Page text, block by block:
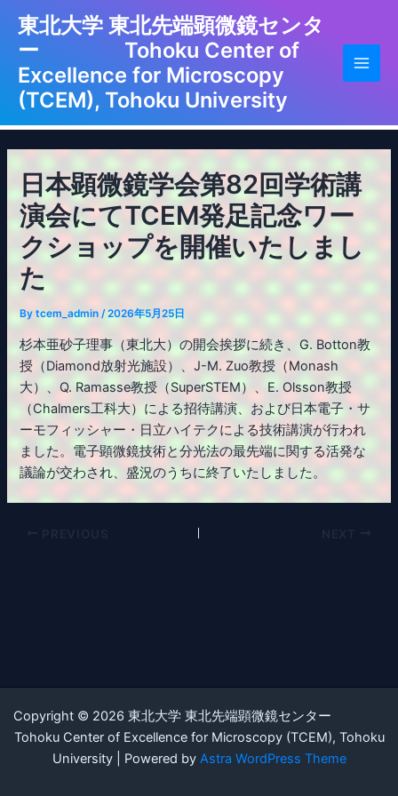
content
東北大学 東北先端顕微鏡センタ
ー Tohoku Center of
Excellence for Microscopy
(TCEM), Tohoku University
Main
日本顕微鏡学会第82回学術講
演会にてTCEM発足記念ワー
クショップを開催いたしまし
た
Bytcem_admin/2026年5月25日
杉本亜砂子理事（東北大）の開会挨拶に続き、G. Botton教
授（Diamond放射光施設）、J-M. Zuo教授（Monash
大）、Q. Ramasse教授（SuperSTEM）、E. Olsson教授
（Chalmers工科大）による招待講演、および日本電子・サ
ーモフィッシャー・日立ハイテクによる技術講演が行われ
ました。電子顕微鏡技術と分光法の最先端に関する活発な
議論が交わされ、盛況のうちに終了いたしました。
Copyright © 2026 東北大学 東北先端顕微鏡センター
Tohoku Center of Excellence for Microscopy (TCEM), Tohoku
University | Powered by Astra WordPress Theme